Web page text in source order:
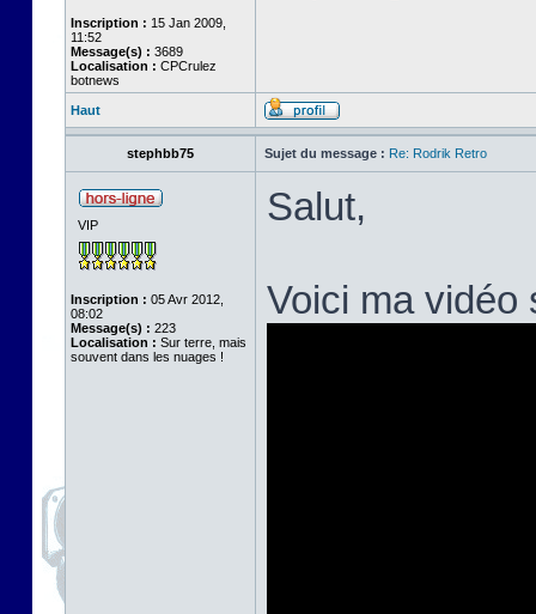
Inscription : 15 Jan 2009,
11:52
Message(s) : 3689
Localisation : CPCrulez
botnews
Haut
stephbb75 Sujet du message : Re: Rodrik Retro
VIP
Inscription : 05 Avr 2012,
08:02
Message(s) : 223
Localisation : Sur terre, mais
souvent dans les nuages !
Salut,
Voici ma